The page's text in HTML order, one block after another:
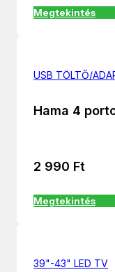
Megtekintés
USB TÖLTŐ/
Hama 4
2 990 Ft
Megtekintés
39"-43" LED TV